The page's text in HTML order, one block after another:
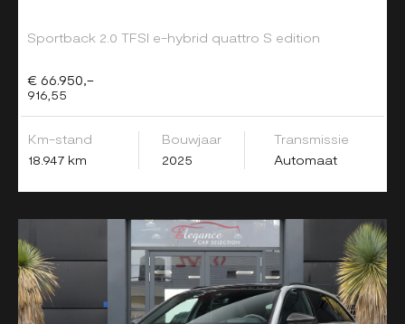
Sportback 2.0 TFSI e-hybrid quattro S edition
€ 66.950,-
916,55
Km-stand
18.947 km
Bouwjaar
2025
Transmissie
Automaat